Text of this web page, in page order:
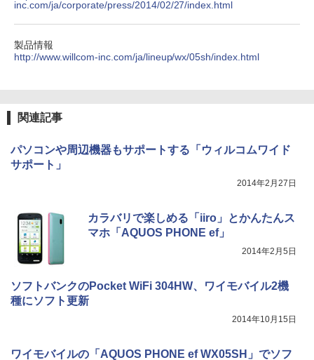
inc.com/ja/corporate/press/2014/02/27/index.html
製品情報
http://www.willcom-inc.com/ja/lineup/wx/05sh/index.html
関連記事
パソコンや周辺機器もサポートする「ウィルコムワイド
サポート」
2014年2月27日
カラバリで楽しめる「iiro」とかんたんス
マホ「AQUOS PHONE ef」
2014年2月5日
ソフトバンクのPocket WiFi 304HW、ワイモバイル2機
種にソフト更新
2014年10月15日
ワイモバイルの「AQUOS PHONE ef WX05SH」でソフ